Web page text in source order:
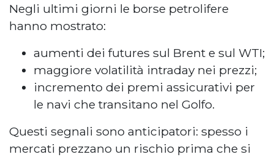
Negli ultimi giorni le borse petrolifere
hanno mostrato:
aumenti dei futures sul Brent e sul WTI;
maggiore volatilità intraday nei prezzi;
incremento dei premi assicurativi per
le navi che transitano nel Golfo.
Questi segnali sono anticipatori: spesso i
mercati prezzano un rischio prima che si